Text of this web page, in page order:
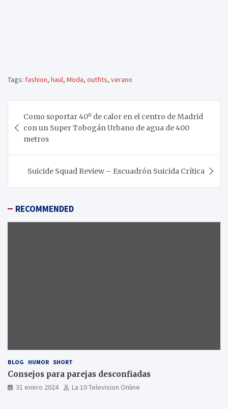
Tags: fashion, haul, Moda, outfits, verano
de
entradas
Como soportar 40º de calor en el centro de Madrid
con un Super Tobogán Urbano de agua de 400
metros
Suicide Squad Review – Escuadrón Suicida Crítica
RECOMMENDED
BLOG HUMOR SHORT
Consejos para parejas desconfiadas
31 enero 2024 La 10 Television Online